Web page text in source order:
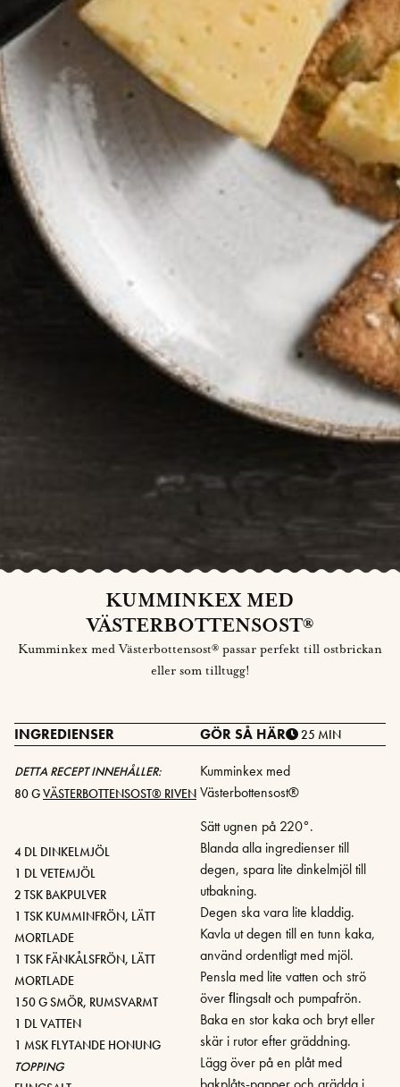
KUMMINKEX MED
VÄSTERBOTTENSOST®
Kumminkex med Västerbottensost® passar perfekt till ostbrickan
eller som tilltugg!
INGREDIENSER
DETTA RECEPT INNEHÅLLER:
80 GVÄSTERBOTTENSOST® RIVEN
4 DL DINKELMJÖL
1 DL VETEMJÖL
2 TSK BAKPULVER
1 TSK KUMMINFRÖN, LÄTT
MORTLADE
1 TSK FÄNKÅLSFRÖN, LÄTT
MORTLADE
150 G SMÖR, RUMSVARMT
1 DL VATTEN
1 MSK FLYTANDE HONUNG
TOPPING
GÖR SÅ HÄR 25 MIN
Kumminkex med
Västerbottensost®
Sätt ugnen på 220°.
Blanda alla ingredienser till
degen, spara lite dinkelmjöl till
utbakning.
Degen ska vara lite kladdig.
Kavla ut degen till en tunn kaka,
använd ordentligt med mjöl.
Pensla med lite vatten och strö
över ﬂingsalt och pumpafrön.
Baka en stor kaka och bryt eller
skär i rutor efter gräddning.
Lägg över på en plåt med